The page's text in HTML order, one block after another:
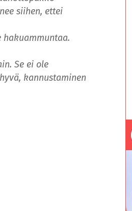
siihen, ettei
Se ei ole
kannustaminen